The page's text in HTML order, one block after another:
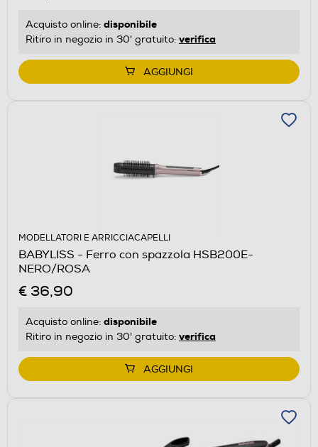
Acquisto online: disponibile
Ritiro in negozio in 30' gratuito: verifica
AGGIUNGI
MODELLATORI E ARRICCIACAPELLI
BABYLISS - Ferro con spazzola HSB200E-
NERO/ROSA
€ 36,90
Acquisto online: disponibile
Ritiro in negozio in 30' gratuito: verifica
AGGIUNGI